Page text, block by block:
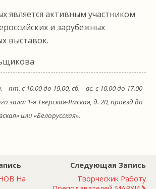
является активным участником
и зарубежных
выставок.
с 10.00 до 19.00, сб. – вс. с 10.00 до 17.00
зала: 1-я Тверская-Ямская, д. 20, проезд до
или «Белорусская».
На
Следующая Запись
Творческик Работу